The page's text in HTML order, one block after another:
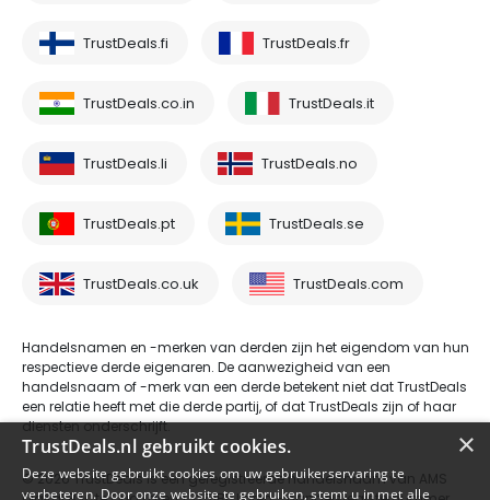
TrustDeals.fi TrustDeals.fr
TrustDeals.co.in TrustDeals.it
TrustDeals.li TrustDeals.no
TrustDeals.pt TrustDeals.se
TrustDeals.co.uk TrustDeals.com
Handelsnamen en -merken van derden zijn het eigendom van hun
respectieve derde eigenaren. De aanwezigheid van een
handelsnaam of -merk van een derde betekent niet dat TrustDeals
een relatie heeft met die derde partij, of dat TrustDeals zijn of haar
diensten onderschrijft.
© 2026 TrustDeals is een geregistreerde handelsnaam van AMS
×
TrustDeals.nl gebruikt cookies.
Deze website gebruikt cookies om uw gebruikerservaring te
verbeteren. Door onze website te gebruiken, stemt u in met alle